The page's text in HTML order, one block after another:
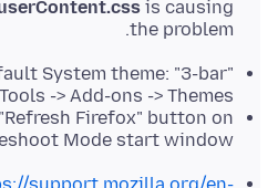
is causing
the problem.
System theme: "3-bar"
-> Add-ons -> Themes
Firefox" button on
Mode start window